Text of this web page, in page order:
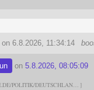
on 6.8.2026, 11:34:14
on5.8.2026, 08:05:09
POLITIK/DEUTSCHLAN